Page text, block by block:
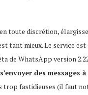
toute discrétion,
tant mieux. Le service
de WhatsApp version
s’envoyer des messages
fastidieuses (il faut